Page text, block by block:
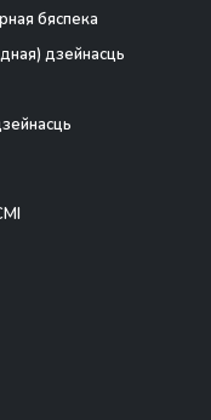
бяспека
дзейнасць